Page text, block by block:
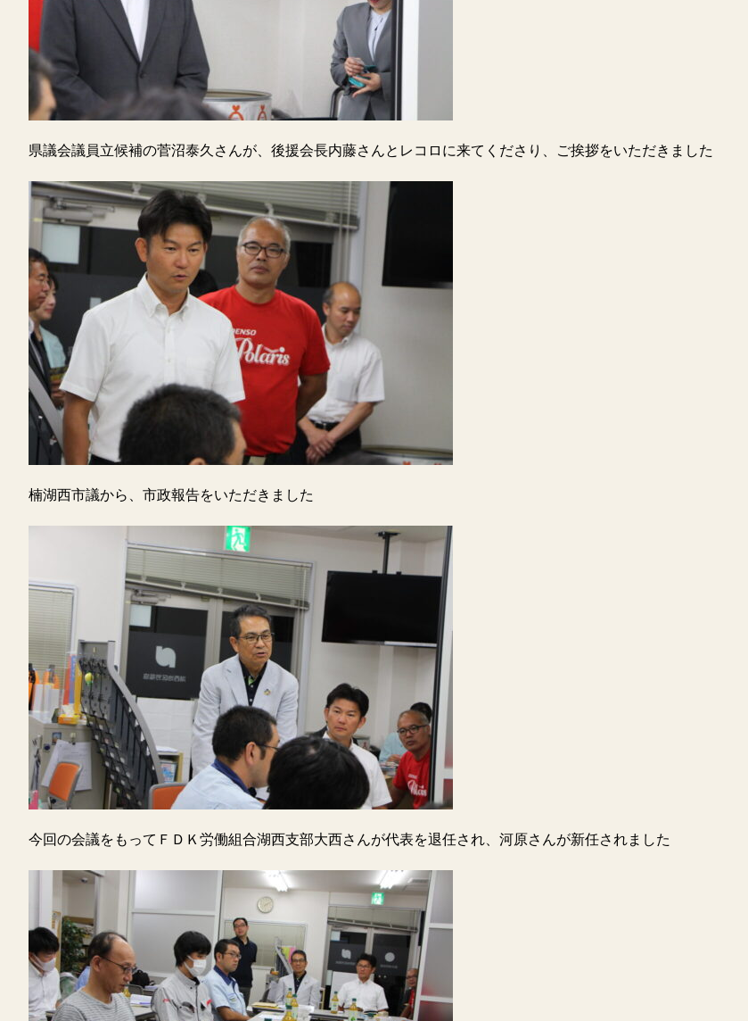
県議会議員立候補の菅沼泰久さんが、後援会長内藤さんとレコロに来てくださり、ご挨拶をいただきました
楠湖西市議から、市政報告をいただきました
今回の会議をもってＦＤＫ労働組合湖西支部大西さんが代表を退任され、河原さんが新任されました